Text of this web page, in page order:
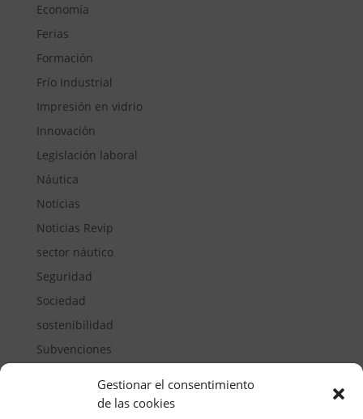
Gestionar el consentimiento
de las cookies
Economía
Ferias
Formación
Frío Industrial
Impresión en vidrio
Innovación
Legislación laboral
Náutica
Noticias
Noticias Revip
sector náutico
Seguridad
Sociedad
sostenibilidad
Subvenciones